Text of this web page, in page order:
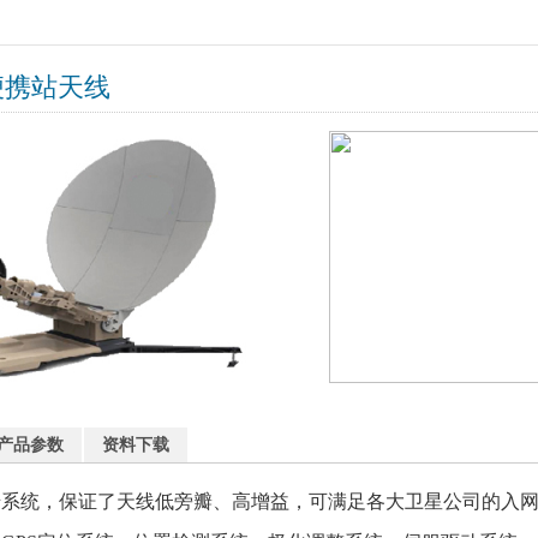
站天线
品参数 资料下载
统，保证了天线低旁瓣、高增益，可满足各大卫星公司的入